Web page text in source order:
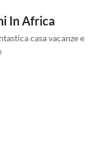
In Africa
casa vacanze e